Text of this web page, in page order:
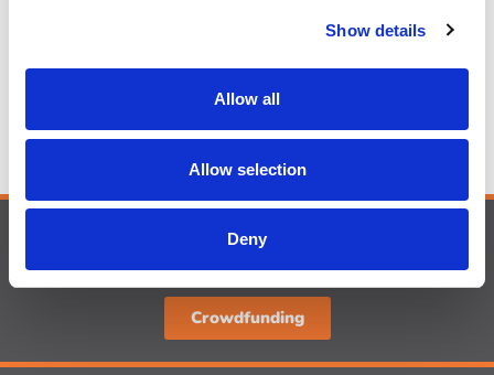
Show details
Allow all
Allow selection
Deny
Ook een bijdrage leveren, klik dan
hier!
Crowdfunding